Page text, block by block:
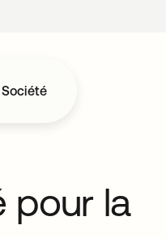
dans un nouvel onglet
Société
pour la